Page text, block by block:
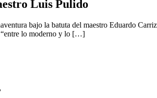
Luis Pulido
bajo la batuta del maestro Eduardo
“entre lo moderno y lo […]